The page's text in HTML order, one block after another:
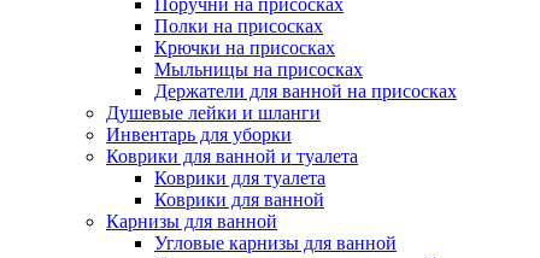
Поручни на присосках
Полки на присосках
Крючки на присосках
Мыльницы на присосках
Держатели для ванной на присосках
Душевые лейки и шланги
Инвентарь для уборки
Коврики для ванной и туалета
Коврики для туалета
Коврики для ванной
Карнизы для ванной
Угловые карнизы для ванной